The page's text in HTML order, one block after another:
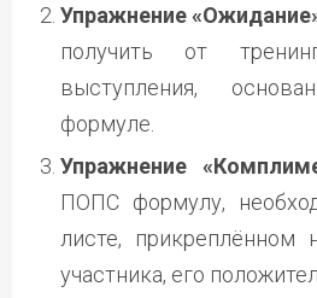
Упражнение
получить от
выступления,
формуле.
Упражнение
ПОПС формулу,
листе, прикреплённом
участника, его